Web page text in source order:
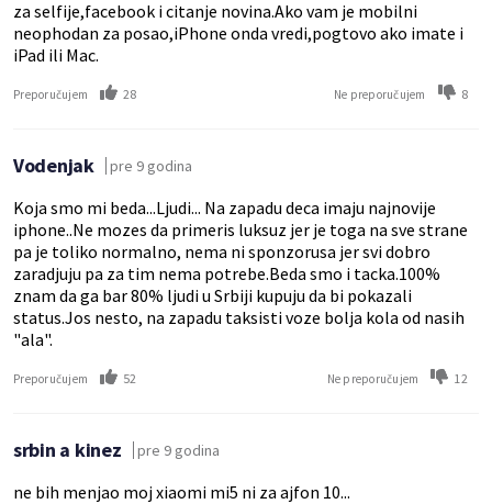
za selfije,facebook i citanje novina.Ako vam je mobilni
neophodan za posao,iPhone onda vredi,pogtovo ako imate i
iPad ili Mac.
Preporučujem 28 Ne preporučujem 8
Vodenjak pre 9 godina
Koja smo mi beda...Ljudi... Na zapadu deca imaju najnovije
iphone..Ne mozes da primeris luksuz jer je toga na sve strane
pa je toliko normalno, nema ni sponzorusa jer svi dobro
zaradjuju pa za tim nema potrebe.Beda smo i tacka.100%
znam da ga bar 80% ljudi u Srbiji kupuju da bi pokazali
status.Jos nesto, na zapadu taksisti voze bolja kola od nasih
"ala".
Preporučujem 52 Ne preporučujem 12
srbin a kinez pre 9 godina
ne bih menjao moj xiaomi mi5 ni za ajfon 10...